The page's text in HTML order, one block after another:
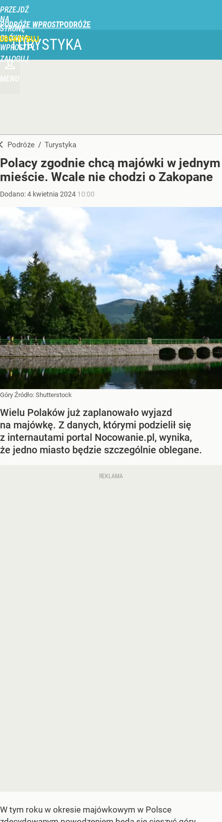
PRZEJDŹ
NA
STRONĘ
GŁÓWNĄ
WPROST.PL
PODRÓŻE WPROST
ZALOGUJ
MENU
TURYSTYKA
Podróże / Turystyka
Polacy zgodnie chcą majówki w jednym
mieście. Wcale nie chodzi o Zakopane
Dodano:4 kwietnia 2024 10:00
Góry Źródło: Shutterstock
Wielu Polaków już zaplanowało wyjazd
na majówkę. Z danych, którymi podzielił się
z internautami portal Nocowanie.pl, wynika,
że jedno miasto będzie szczególnie oblegane.
W tym roku w okresie majówkowym w Polsce